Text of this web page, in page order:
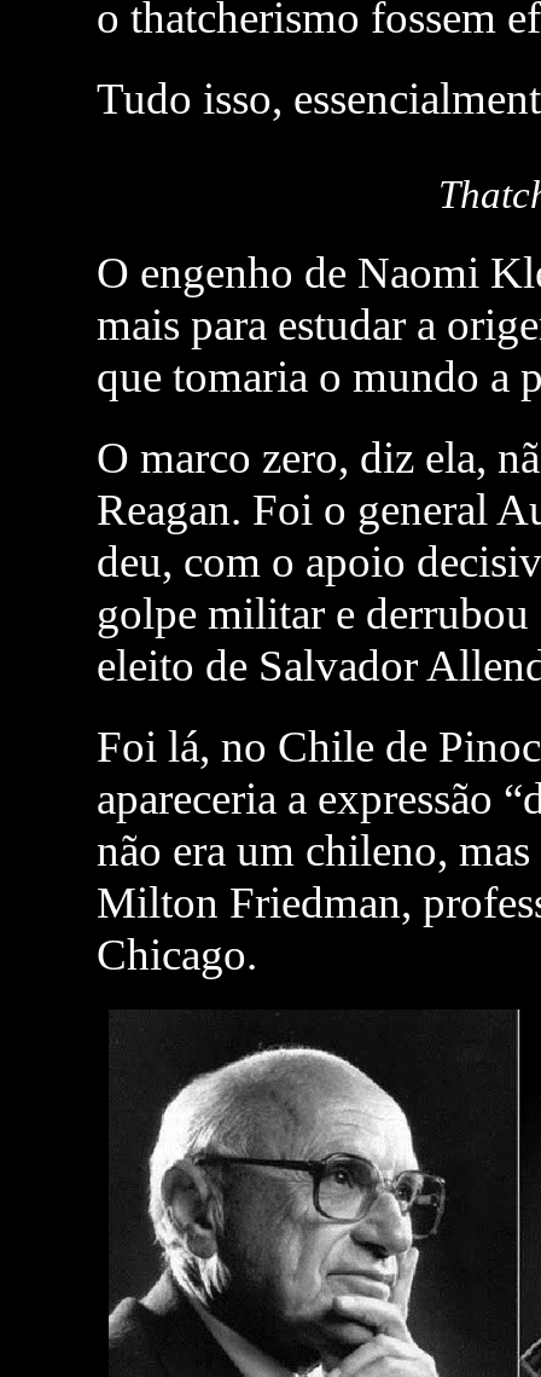
o thatcherismo fossem
Tudo isso,
O engenho de Naomi
mais para estudar a
que tomaria o mundo a
O marco zero, diz ela,
Reagan. Foi o general
deu, com o apoio
golpe militar e
eleito de Salvador
Foi lá, no Chile de
apareceria a expressão
não era um chileno,
Milton Friedman,
Chicago.